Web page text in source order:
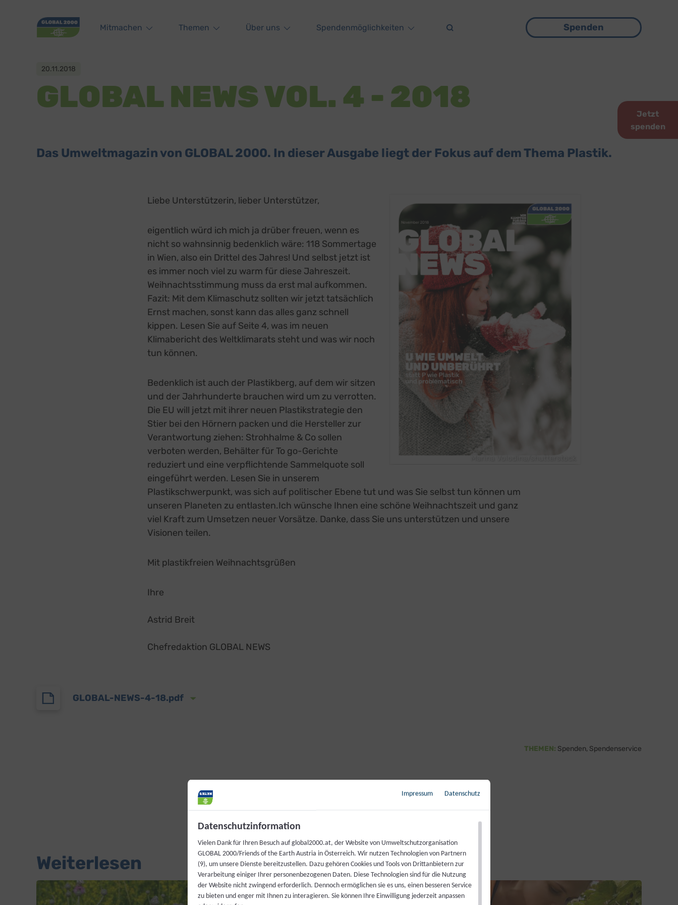
Mitmachen Themen Über uns Spendenmöglichkeiten Spenden
Jetzt
spenden
20.11.2018
GLOBAL NEWS VOL. 4 - 2018
Das Umweltmagazin von GLOBAL 2000. In dieser Ausgabe liegt der Fokus auf dem Thema Plastik.
Liebe Unterstützerin, lieber Unterstützer,
eigentlich würd ich mich ja drüber freuen, wenn es
nicht so wahnsinnig bedenklich wäre: 118 Sommertage
in Wien, also ein Drittel des Jahres! Und selbst jetzt ist
es immer noch viel zu warm für diese Jahreszeit.
Weihnachtsstimmung muss da erst mal aufkommen.
Fazit: Mit dem Klimaschutz sollten wir jetzt tatsächlich
Ernst machen, sonst kann das alles ganz schnell
kippen. Lesen Sie auf Seite 4, was im neuen
Klimabericht des Weltklimarats steht und was wir noch
tun können.
Bedenklich ist auch der Plastikberg, auf dem wir sitzen
und der Jahrhunderte brauchen wird um zu verrotten.
Die EU will jetzt mit ihrer neuen Plastikstrategie den
Stier bei den Hörnern packen und die Hersteller zur
Verantwortung ziehen: Strohhalme & Co sollen
verboten werden, Behälter für To go-Gerichte
reduziert und eine verpflichtende Sammelquote soll
eingeführt werden. Lesen Sie in unserem
Plastikschwerpunkt, was sich auf politischer Ebene tut und was Sie selbst tun können um
unseren Planeten zu entlasten.Ich wünsche Ihnen eine schöne Weihnachtszeit und ganz
viel Kraft zum Umsetzen neuer Vorsätze. Danke, dass Sie uns unterstützen und unsere
Visionen teilen.
Mit plastikfreien Weihnachtsgrüßen
Ihre
Astrid Breit
Chefredaktion GLOBAL NEWS
GLOBAL-NEWS-4-18.pdf
THEMEN: Spenden Spendenservice
Weiterlesen
Impressum Datenschutz
Datenschutzinformation
Vielen Dank für Ihren Besuch auf global2000.at, der Website von Umweltschutzorganisation
GLOBAL 2000/Friends of the Earth Austria in Österreich. Wir nutzen Technologien von Partnern
(9), um unsere Dienste bereitzustellen. Dazu gehören Cookies und Tools von Drittanbietern zur
Verarbeitung einiger Ihrer personenbezogenen Daten. Diese Technologien sind für die Nutzung
der Website nicht zwingend erforderlich. Dennoch ermöglichen sie es uns, einen besseren Service
zu bieten und enger mit Ihnen zu interagieren. Sie können Ihre Einwilligung jederzeit anpassen